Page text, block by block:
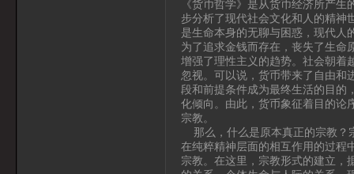
《货币哲学》是从货币经济所产
步分析了现代社会文化和人的精神
是生命本身的无聊与困惑，现代人
为了追求金钱而存在，丧失了生命
增强了理性主义的趋势。社会朝着
忽视。可以说，货币带来了自由和
段和前提条件成为最终生活的目的
化倾向。由此，货币象征着目的论
宗教。
那么，什么是原本真正的宗教？
在纯粹精神层面的相互作用的过程
宗教。在这里，宗教形式的建立，